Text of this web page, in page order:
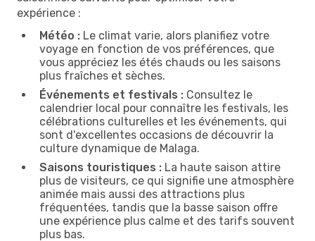
expérience :
Météo : Le climat varie, alors planifiez votre
voyage en fonction de vos préférences, que
vous appréciez les étés chauds ou les saisons
plus fraîches et sèches.
Événements et festivals : Consultez le
calendrier local pour connaître les festivals, les
célébrations culturelles et les événements, qui
sont d'excellentes occasions de découvrir la
culture dynamique de Malaga.
Saisons touristiques : La haute saison attire
plus de visiteurs, ce qui signifie une atmosphère
animée mais aussi des attractions plus
fréquentées, tandis que la basse saison offre
une expérience plus calme et des tarifs souvent
plus bas.